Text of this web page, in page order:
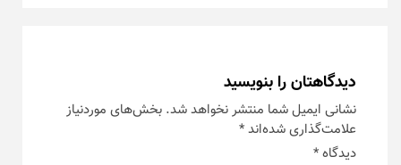
دیدگاهتان را بنویسید
نشانی ایمیل شما منتشر نخواهد شد. بخش‌های موردنیاز
علامت‌گذاری شده‌اند*
دیدگاه*